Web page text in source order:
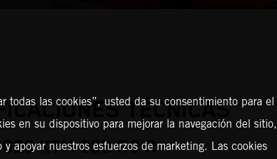
TÉCNICAS
KTM 990 RC R
todas las cookies”, usted da su consentimiento para el
en su dispositivo para mejorar la navegación del sitio,
apoyar nuestros esfuerzos de marketing. Las cookies